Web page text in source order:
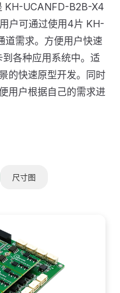
KH-UCANFD-B2B-X4
户可通过使用4片 KH-
道需求。方便用户快速
各种应用系统中。适
的快速原型开发。同时
用户根据自己的需求进
尺寸图